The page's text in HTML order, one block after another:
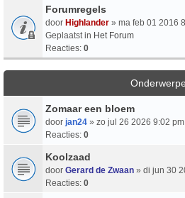
Forumregels
door Highlander » ma feb 01 2016
Geplaatst in Het Forum
Reacties: 0
Zomaar een bloem
door jan24 » zo jul 26 2026 9:02 pm
Reacties: 0
Koolzaad
door Gerard de Zwaan » di jun 30
Reacties: 0